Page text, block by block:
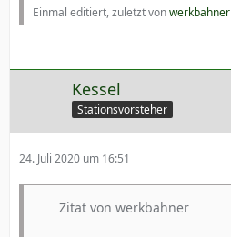
Einmal editiert, zuletzt vonwerkbahner
Kessel
Stationsvorsteher
24. Juli 2020 um 16:51
Zitat von werkbahner